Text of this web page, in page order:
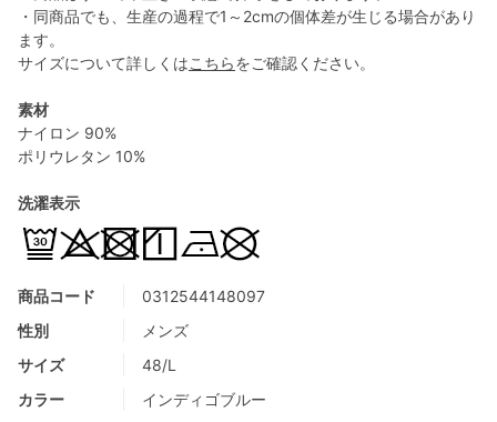
商品コード
0312544148097
性別
メンズ
サイズ
48/L
カラー
インディゴブルー
・同商品でも、生産の過程で1～2cmの個体差が生じる場合があり
ます。
サイズについて詳しくはこちらをご確認ください。
素材
ナイロン 90%
ポリウレタン 10%
洗濯表示